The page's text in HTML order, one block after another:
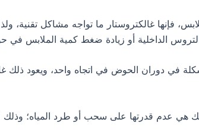
فإنها غالكتروستار ما تواجه مشاكل
الداخلية أو زيادة ضغط كمية الملابس في
في دوران الحوض في اتجاه واحد، ويعود ذلك
هي عدم قدرتها على سحب أو طرد المياه؛